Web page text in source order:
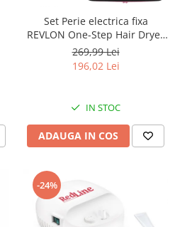
Set Perie electrica fixa
REVLON One-Step Hair Dryer
& Volumizer RVDR5222E2 si
geanta transport RedLine
Case One
269,99 Lei
196,02 Lei
IN STOC
ADAUGA IN COS
-24%